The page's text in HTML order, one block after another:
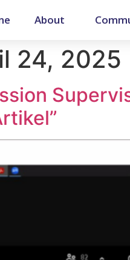
About
24, 2025